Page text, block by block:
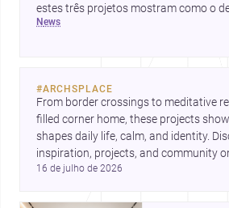
estes três projetos mostram como o
hoje a emoção, uso e contexto. Para
pistas valiosas sobre como criar
news
#ARCHSPLACE
From border crossings to meditative
filled corner home, these projects
shapes daily life, calm, and identity.
inspiration, projects, and community
16 de julho de 2026